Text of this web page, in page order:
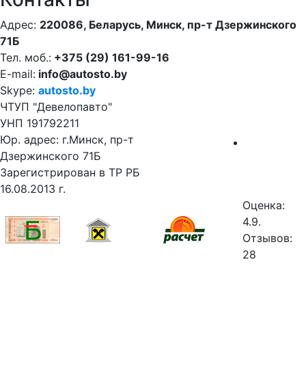
Адрес: 220086, Беларусь, Минск, пр-т Дзержинского
71Б
Тел. моб.: +375 (29) 161-99-16
E-mail: info@autosto.by
Skype: autosto.by
ЧТУП "Девелопавто"
УНП 191792211
Юр. адрес: г.Минск, пр-т
Дзержинского 71Б
Зарегистрирован в ТР РБ
16.08.2013 г.
Оценка:
4.9.
Отзывов:
28